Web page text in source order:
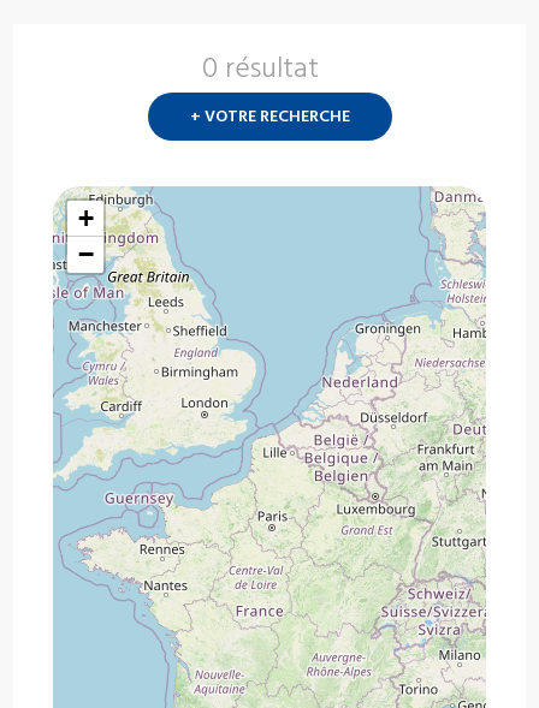
0 résultat
+ VOTRE RECHERCHE
+
−